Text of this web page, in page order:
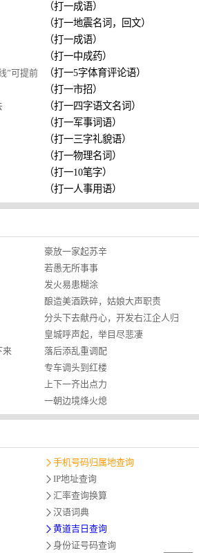
（打一成语）
（打一地震名词，回文）
（打一成语）
（打一中成药）
”可提前
（打一5字体育评论语）
（打一市招）
（打一四字语文名词）
（打一军事词语）
（打一三字礼貌语）
（打一物理名词）
（打一10笔字）
（打一人事用语）
豪放一家起苏辛
若愚无所事事
发火易患糊涂
酿造美酒跌碎，姑娘大声职责
分头下去献丹心，开发右江企人归
皇城呼声起，举目尽悲凄
来
落后添乱重调配
专车调头到红楼
上下一齐出点力
一朝边境烽火熄
手机号码归属地查询
IP地址查询
汇率查询换算
汉语词典
黄道吉日查询
身份证号码查询